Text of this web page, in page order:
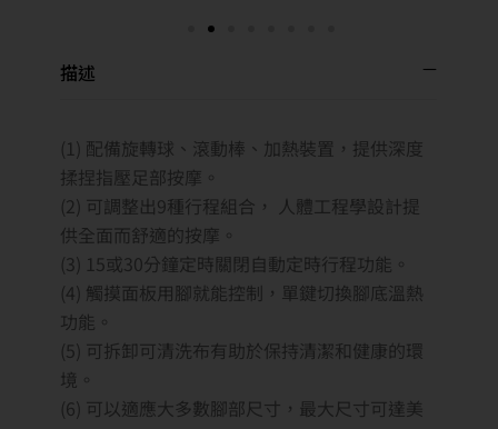
描述
(1) 配備旋轉球、滾動棒、加熱裝置，提供深度
揉捏指壓足部按摩。
(2) 可調整出9種行程組合， 人體工程學設計提
供全面而舒適的按摩。
(3) 15或30分鐘定時關閉自動定時行程功能。
(4) 觸摸面板用腳就能控制，單鍵切換腳底溫熱
功能。
(5) 可拆卸可清洗布有助於保持清潔和健康的環
境。
(6) 可以適應大多數腳部尺寸，最大尺寸可達美